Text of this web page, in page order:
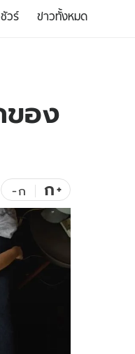
บันเทิงครบรส
คลิป
WeTV
Exclusive WeTV
นิยาย
วร์ ข่าวทั้งหมด
ของ
-ก ก+